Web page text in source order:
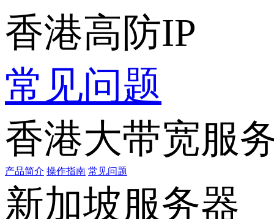
香港高防IP
常见问题
香港大带宽服
产品简介 操作指南 常见问题
新加坡服务器